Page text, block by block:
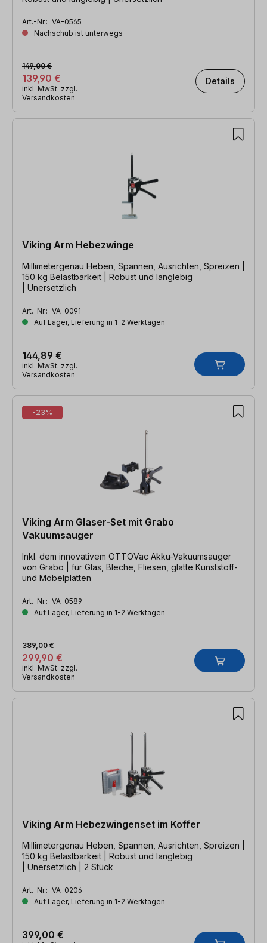
Art.-Nr.: VA-0565
Nachschub ist unterwegs
139,90 €
149,00 €
inkl. MwSt. zzgl.
Versandkosten
Details
Viking Arm Hebezwinge
Millimetergenau Heben, Spannen, Ausrichten, Spreizen |
150 kg Belastbarkeit | Robust und langlebig
| Unersetzlich
Art.-Nr.: VA-0091
Auf Lager, Lieferung in 1-2 Werktagen
144,89 €
inkl. MwSt. zzgl.
Versandkosten
-23%
Viking Arm Glaser-Set mit Grabo
Vakuumsauger
Inkl. dem innovativem OTTOVac Akku-Vakuumsauger
von Grabo | für Glas, Bleche, Fliesen, glatte Kunststoff-
und Möbelplatten
Art.-Nr.: VA-0589
Auf Lager, Lieferung in 1-2 Werktagen
299,90 €
389,00 €
inkl. MwSt. zzgl.
Versandkosten
Viking Arm Hebezwingenset im Koffer
Millimetergenau Heben, Spannen, Ausrichten, Spreizen |
150 kg Belastbarkeit | Robust und langlebig
| Unersetzlich | 2 Stück
Art.-Nr.: VA-0206
Auf Lager, Lieferung in 1-2 Werktagen
399,00 €